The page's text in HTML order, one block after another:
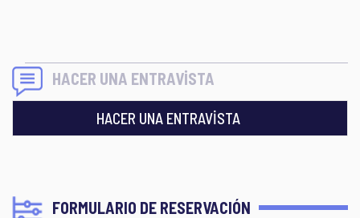
HACER UNA ENTRAVİSTA
HACER UNA ENTRAVİSTA
FORMULARIO DE RESERVACIÓN